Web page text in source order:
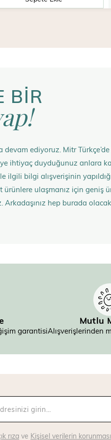
BİR
ediyoruz. Mitr
ihtiyaç duyduğunuz anlara
ilgili bilgi alışverişinin
ulaşmanız için geniş
hep burada
garantisi
Mutlu
Alışverişlerinden
rıza ve Kişisel verilerin